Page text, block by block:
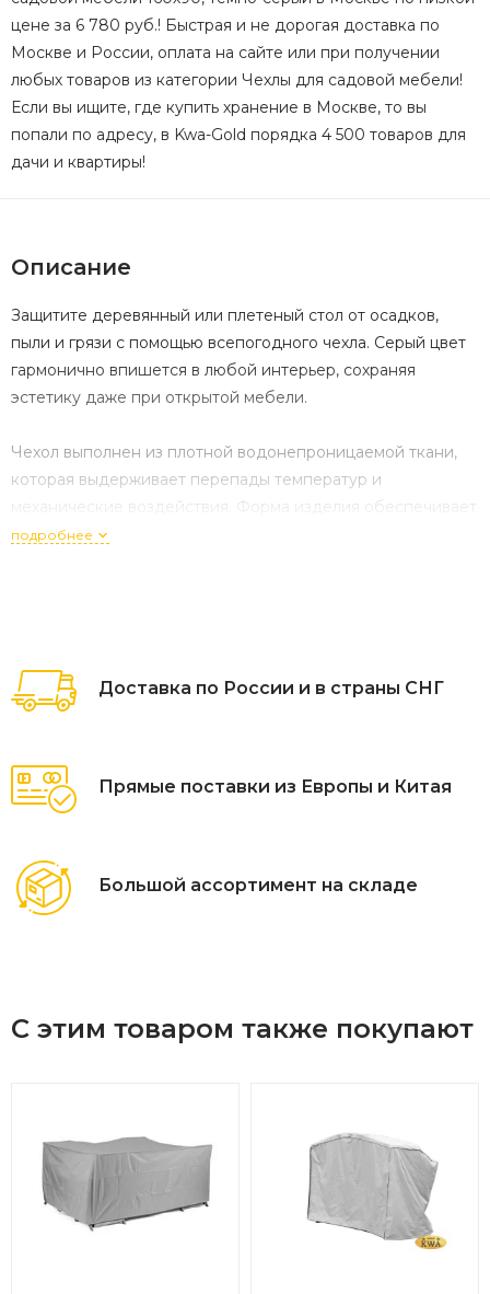
цене за 6 780 руб.! Быстрая и не дорогая доставка по
Москве и России, оплата на сайте или при получении
любых товаров из категории Чехлы для садовой мебели!
Если вы ищите, где купить хранение в Москве, то вы
попали по адресу, в Kwa-Gold порядка 4 500 товаров для
дачи и квартиры!
Описание
Защитите деревянный или плетеный стол от осадков,
пыли и грязи с помощью всепогодного чехла. Серый цвет
гармонично впишется в любой интерьер, сохраняя
эстетику даже при открытой мебели.
Чехол выполнен из плотной водонепроницаемой ткани,
которая выдерживает перепады температур и
механические воздействия. Форма изделия обеспечивает
полное покрытие поверхности, закрывая углы и края.
подробнее
Доставка по России и в страны СНГ
Прямые поставки из Европы и Китая
Большой ассортимент на складе
С этим товаром также покупают